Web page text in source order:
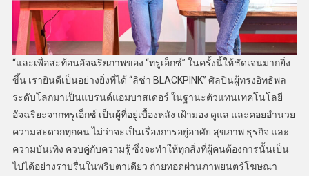
“และเพื่อสะท้อนอัจฉริยภาพของ “ทรูเอ็กซ์” ในครั้งนี้ให้ชัดเจนมากยิ่ง
ขึ้น เรายินดีเป็นอย่างยิ่งที่ได้ “ลิซ่า BLACKPINK” ศิลปินผู้ทรงอิทธิพล
ระดับโลกมาเป็นแบรนด์แอมบาสเดอร์ ในฐานะตัวแทนเทคโนโลยี
อัจฉริยะจากทรูเอ็กซ์ เป็นผู้ที่อยู่เบื้องหลัง เฝ้ามอง ดูแล และคอยอำนวย
ความสะดวกทุกคน ไม่ว่าจะเป็นเรื่องการอยู่อาศัย สุขภาพ ธุรกิจ และ
ความบันเทิง ควบคู่กับความรู้ ซึ่งจะทำให้ทุกสิ่งที่ผู้คนต้องการนั้นเป็น
ไปได้อย่างราบรื่นในพริบตาเดียว ถ่ายทอดผ่านภาพยนตร์โฆษณา